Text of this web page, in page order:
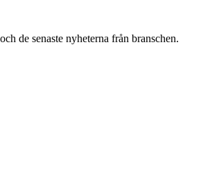
de senaste nyheterna från branschen.